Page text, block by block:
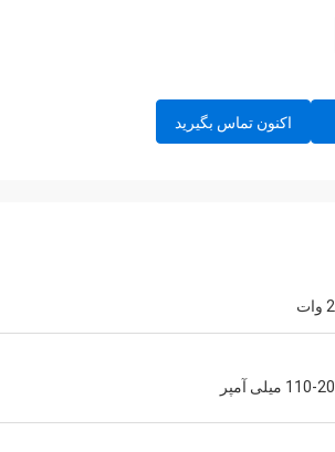
اکنون تماس بگیرید
2 وات
110-20 میلی آمپر